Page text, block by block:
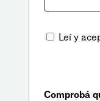
Leí y
Comprobá